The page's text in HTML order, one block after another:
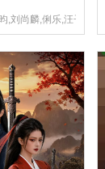
,刘尚麟,俐乐,汪子夕